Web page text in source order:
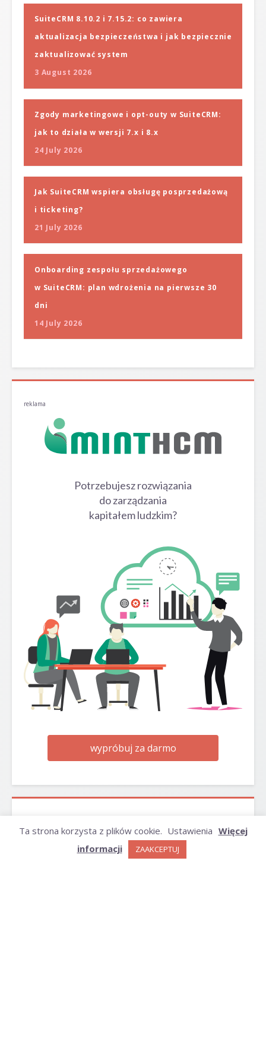
SuiteCRM 8.10.2 i 7.15.2: co zawiera
aktualizacja bezpieczeństwa i jak bezpiecznie
zaktualizować system
3 August 2026
Zgody marketingowe i opt-outy w SuiteCRM:
jak to działa w wersji 7.x i 8.x
24 July 2026
Jak SuiteCRM wspiera obsługę posprzedażową
i ticketing?
21 July 2026
Onboarding zespołu sprzedażowego
w SuiteCRM: plan wdrożenia na pierwsze 30
dni
14 July 2026
reklama
Potrzebujesz rozwiązania
do zarządzania
kapitałem ludzkim?
wypróbuj za darmo
Ta strona korzysta z plików cookie. Ustawienia Więcej
informacji
ZAAKCEPTUJ